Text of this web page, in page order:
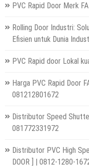
PVC Rapid Door Merk
Rolling Door Industri:
Efisien untuk Dunia
PVC Rapid door Lokal
Harga PVC Rapid Door
081212801672
Distributor Speed
081772331972
Distributor PVC High
DOOR ] | 0812-1280-